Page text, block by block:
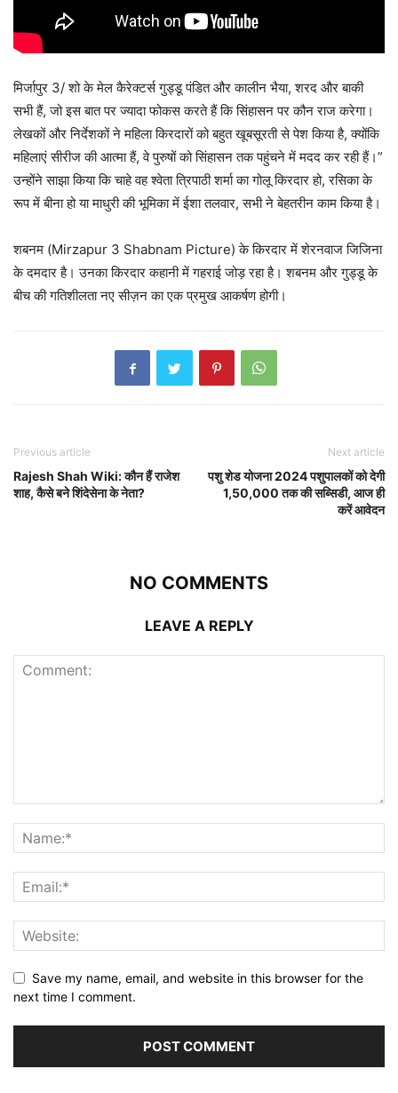
मिर्जापुर 3/ शो के मेल कैरेक्टर्स गुड्डू पंडित और कालीन भैया, शरद और बाकी
सभी हैं, जो इस बात पर ज्यादा फोकस करते हैं कि सिंहासन पर कौन राज करेगा।
लेखकों और निर्देशकों ने महिला किरदारों को बहुत खूबसूरती से पेश किया है, क्योंकि
महिलाएं सीरीज की आत्मा हैं, वे पुरुषों को सिंहासन तक पहुंचने में मदद कर रही हैं।”
उन्होंने साझा किया कि चाहे वह श्वेता त्रिपाठी शर्मा का गोलू किरदार हो, रसिका के
रूप में बीना हो या माधुरी की भूमिका में ईशा तलवार, सभी ने बेहतरीन काम किया है।
शबनम (Mirzapur 3 Shabnam Picture) के किरदार में शेरनवाज जिजिना
के दमदार है। उनका किरदार कहानी में गहराई जोड़ रहा है। शबनम और गुड्डू के
बीच की गतिशीलता नए सीज़न का एक प्रमुख आकर्षण होगी।
Previous article
Rajesh Shah Wiki: कौन हैं राजेश
शाह, कैसे बने शिंदेसेना के नेता?
Next article
पशु शेड योजना 2024 पशुपालकों को देगी
1,50,000 तक की सब्सिडी, आज ही
करें आवेदन
NO COMMENTS
LEAVE A REPLY
Save my name, email, and website in this browser for the
next time I comment.